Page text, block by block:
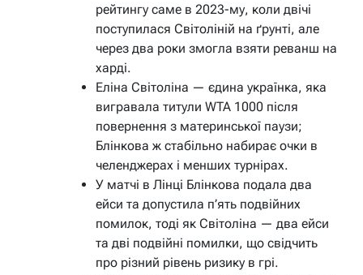
рейтингу саме в 2023-му, коли двічі
поступилася Світоліній на ґрунті, але
через два роки змогла взяти реванш на
харді.
Еліна Світоліна — єдина українка, яка
вигравала титули WTA 1000 після
повернення з материнської паузи;
Блінкова ж стабільно набирає очки в
челенджерах і менших турнірах.
У матчі в Лінці Блінкова подала два
ейси та допустила п’ять подвійних
помилок, тоді як Світоліна — два ейси
та дві подвійні помилки, що свідчить
про різний рівень ризику в грі.